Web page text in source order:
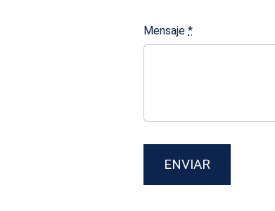
Mensaje*
ENVIAR